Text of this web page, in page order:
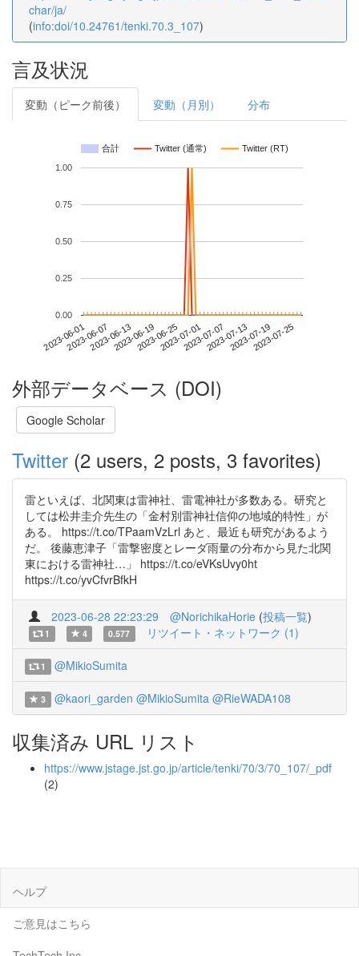
char/ja/
(info:doi/10.24761/tenki.70.3_107)
言及状況
変動（ピーク前後） 変動（月別） 分布
合計 Twitter (通常) Twitter (RT)
2023-06-012023-06-072023-06-132023-06-192023-06-252023-07-012023-07-072023-07-132023-07-192023-07-25
0.00
0.25
0.50
0.75
1.00
外部データベース (DOI)
Google Scholar
Twitter (2 users, 2 posts, 3 favorites)
雷といえば、北関東は雷神社、雷電神社が多数ある。研究と
しては松井圭介先生の「金村別雷神社信仰の地域的特性」が
ある。 https://t.co/TPaamVzLrl あと、最近も研究があるよう
だ。 後藤恵津子「雷撃密度とレーダ雨量の分布から見た北関
東における雷神社…」 https://t.co/eVKsUvy0ht
https://t.co/yvCfvrBfkH
2023-06-28 22:23:29 @NorichikaHorie (投稿一覧)
1 4 0.577 リツイート・ネットワーク (1)
1 @MikioSumita
3 @kaori_garden @MikioSumita @RieWADA108
収集済み URL リスト
https://www.jstage.jst.go.jp/article/tenki/70/3/70_107/_pdf
(2)
ヘルプ
ご意見はこちら